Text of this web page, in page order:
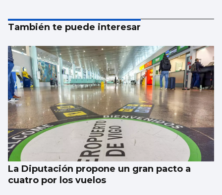
También te puede interesar
La Diputación propone un gran pacto a
cuatro por los vuelos